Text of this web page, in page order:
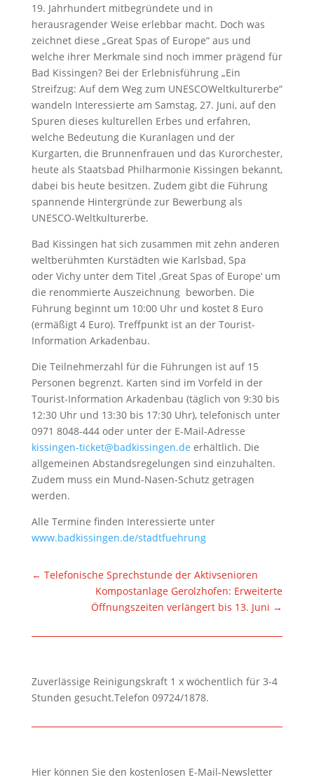
19. Jahrhundert mitbegründete und in
herausragender Weise erlebbar macht. Doch was
zeichnet diese „Great Spas of Europe“ aus und
welche ihrer Merkmale sind noch immer prägend für
Bad Kissingen? Bei der Erlebnisführung „Ein
Streifzug: Auf dem Weg zum UNESCOWeltkulturerbe“
wandeln Interessierte am Samstag, 27. Juni, auf den
Spuren dieses kulturellen Erbes und erfahren,
welche Bedeutung die Kuranlagen und der
Kurgarten, die Brunnenfrauen und das Kurorchester,
heute als Staatsbad Philharmonie Kissingen bekannt,
dabei bis heute besitzen. Zudem gibt die Führung
spannende Hintergründe zur Bewerbung als
UNESCO-Weltkulturerbe.
Bad Kissingen hat sich zusammen mit zehn anderen
weltberühmten Kurstädten wie Karlsbad, Spa
oder Vichy unter dem Titel ‚Great Spas of Europe‘ um
die renommierte Auszeichnung beworben. Die
Führung beginnt um 10:00 Uhr und kostet 8 Euro
(ermäßigt 4 Euro). Treffpunkt ist an der Tourist-
Information Arkadenbau.
Die Teilnehmerzahl für die Führungen ist auf 15
Personen begrenzt. Karten sind im Vorfeld in der
Tourist-Information Arkadenbau (täglich von 9:30 bis
12:30 Uhr und 13:30 bis 17:30 Uhr), telefonisch unter
0971 8048-444 oder unter der E-Mail-Adresse
kissingen-ticket@badkissingen.de erhältlich. Die
allgemeinen Abstandsregelungen sind einzuhalten.
Zudem muss ein Mund-Nasen-Schutz getragen
werden.
Alle Termine finden Interessierte unter
www.badkissingen.de/stadtfuehrung
← Telefonische Sprechstunde der Aktivsenioren
Kompostanlage Gerolzhofen: Erweiterte
Öffnungszeiten verlängert bis 13. Juni →
Zuverlässige Reinigungskraft 1 x wöchentlich für 3-4
Stunden gesucht.Telefon 09724/1878.
Hier können Sie den kostenlosen E-Mail-Newsletter